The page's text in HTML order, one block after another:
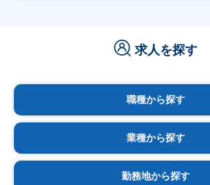
求人を探す
職種から探す
業種から探す
勤務地から探す